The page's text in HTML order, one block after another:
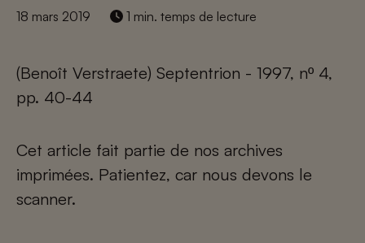
18 mars 2019 1 min. temps de lecture
(Benoît Verstraete) Septentrion - 1997, nº 4,
pp. 40-44
Cet article fait partie de nos archives
imprimées. Patientez, car nous devons le
scanner.